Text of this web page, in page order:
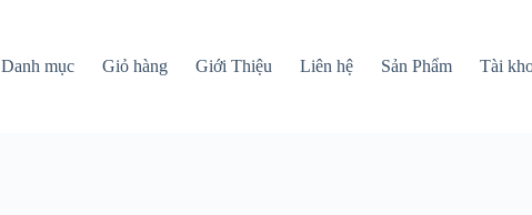
Danh mục Giỏ hàng Giới Thiệu Liên hệ Sản Phẩm Tài